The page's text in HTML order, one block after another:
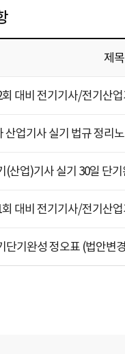
제목
회 대비 전기기사/전기산
산업기사 실기 법규 정리
(산업)기사 실기 30일 단
회 대비 전기기사/전기산
단기완성 정오표 (법안변